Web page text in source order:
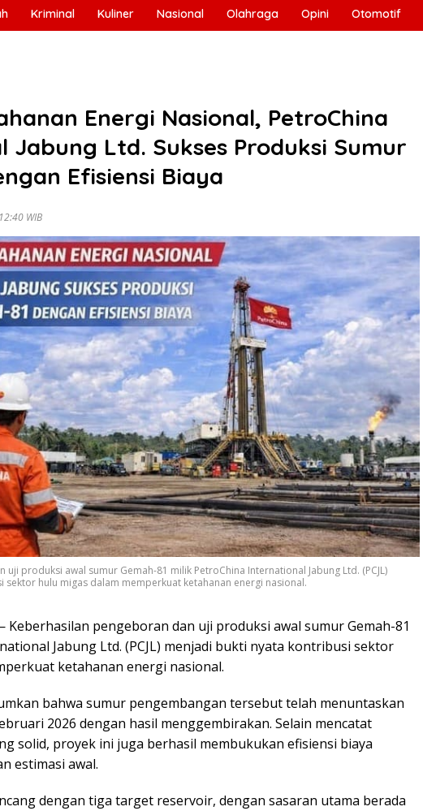
Kriminal Kuliner Nasional Olahraga Opini Otomotif
Energi Nasional, PetroChina
Jabung Ltd. Sukses Produksi Sumur
Efisiensi Biaya
WIB
produksi awal sumur Gemah-81 milik PetroChina International Jabung Ltd. (PCJL)
sektor hulu migas dalam memperkuat ketahanan energi nasional.
Keberhasilan pengeboran dan uji produksi awal sumur Gemah-81
Jabung Ltd. (PCJL) menjadi bukti nyata kontribusi sektor
ketahanan energi nasional.
bahwa sumur pengembangan tersebut telah menuntaskan
2026 dengan hasil menggembirakan. Selain mencatat
solid, proyek ini juga berhasil membukukan efisiensi biaya
estimasi awal.
dengan tiga target reservoir, dengan sasaran utama berada